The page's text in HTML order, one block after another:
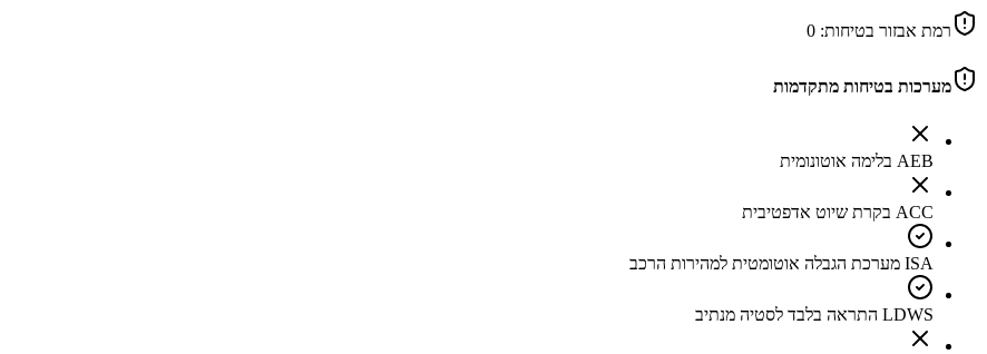
רמת אבזור בטיחות: 0
מערכות בטיחות מתקדמות
AEB בלימה אוטונומית
ACC בקרת שיוט אדפטיבית
ISA מערכת הגבלה אוטומטית למהירות הרכב
LDWS התראה בלבד לסטיה מנתיב